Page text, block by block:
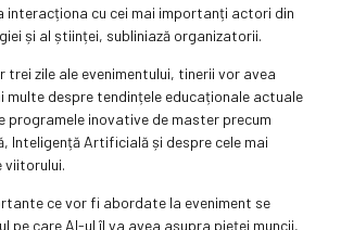
interacționa cu cei mai importanți actori din
și al științei, subliniază organizatorii.
trei zile ale evenimentului, tinerii vor avea
multe despre tendințele educaționale actuale
programele inovative de master precum
Inteligență Artificială și despre cele mai
viitorului.
ce vor fi abordate la eveniment se
pe care AI-ul îl va avea asupra pieței muncii,